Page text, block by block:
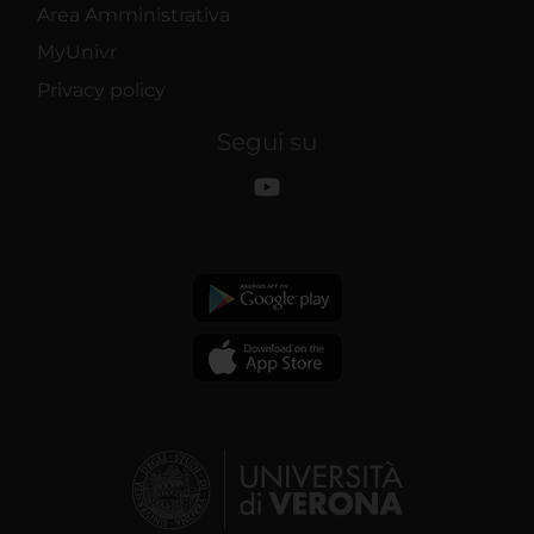
Area Amministrativa
MyUnivr
Privacy policy
Segui su